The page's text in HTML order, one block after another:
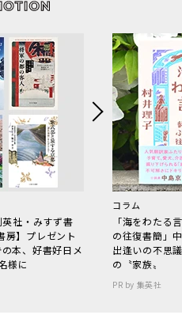
英社・みすず書
房】プレゼント
本、好書好日メ
様に
コラム
「海をわた
の往復書簡」
出逢いの不思
の〝家族〟
PR by 集英社